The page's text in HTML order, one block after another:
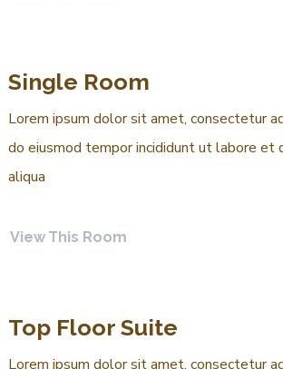
Single Room
Lorem ipsum dolor sit amet, consectetur
do eiusmod tempor incididunt ut labore et
aliqua
View This Room
Top Floor Suite
Lorem ipsum dolor sit amet, consectetur